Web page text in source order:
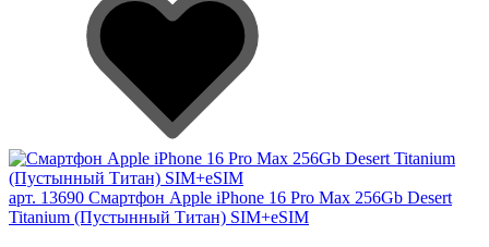
арт. 13690 Смартфон Apple iPhone 16 Pro Max 256Gb Desert
Titanium (Пустынный Титан) SIM+eSIM